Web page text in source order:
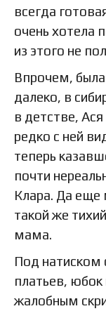
всегда
очень хотела
из этого не
Впрочем,
далеко, в
в детстве,
редко с ней
теперь
почти
Клара. Да
такой же
мама.
Под натиском
платьев,
жалобным